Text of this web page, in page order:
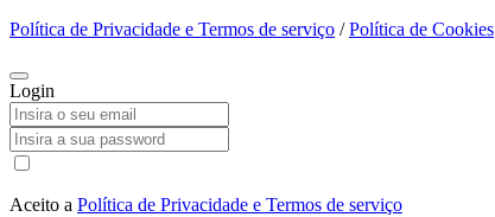
Política de Privacidade e Termos de serviço /Política de Cookies
Login
Aceito a Política de Privacidade e Termos de serviço